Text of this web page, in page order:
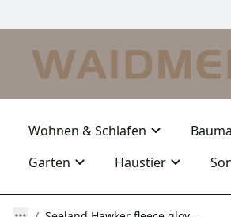
Wohnen & Schlafen
Garten
Haustier